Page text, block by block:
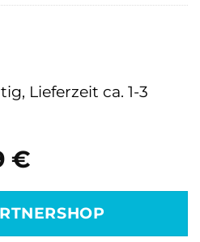
€
€Aktueller
ist:
21,99 €.
Lieferzeit ca. 1-3